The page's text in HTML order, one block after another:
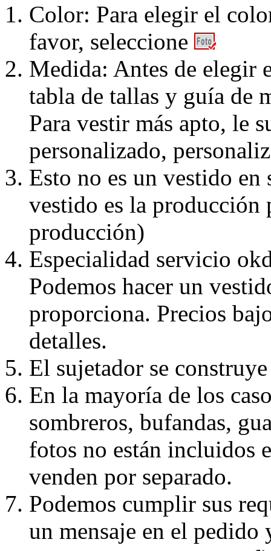
Color: Para elegir el
favor, seleccione
Medida: Antes de elegir
tabla de tallas y guía de
Para vestir más apto, le
personalizado,
Esto no es un vestido
vestido es la producción
producción)
Especialidad servicio
Podemos hacer un
proporciona. Precios
detalles.
El sujetador se
En la mayoría de los
sombreros, bufandas,
fotos no están incluidos
venden por separado.
Podemos cumplir sus
un mensaje en el pedido